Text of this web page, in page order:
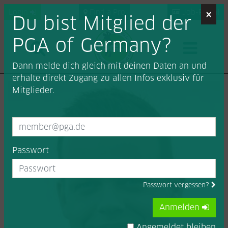
Job-Portal
×
Du bist Mitglied der
PGA of Germany?
Dann melde dich gleich mit deinen Daten an und
erhalte direkt Zugang zu allen Infos exklusiv für
Mitglieder.
Passwort
Passwort vergessen?
Anmelden